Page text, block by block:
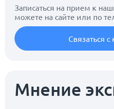
Записаться на прием к
можете на сайте или по
Связаться
Мнение